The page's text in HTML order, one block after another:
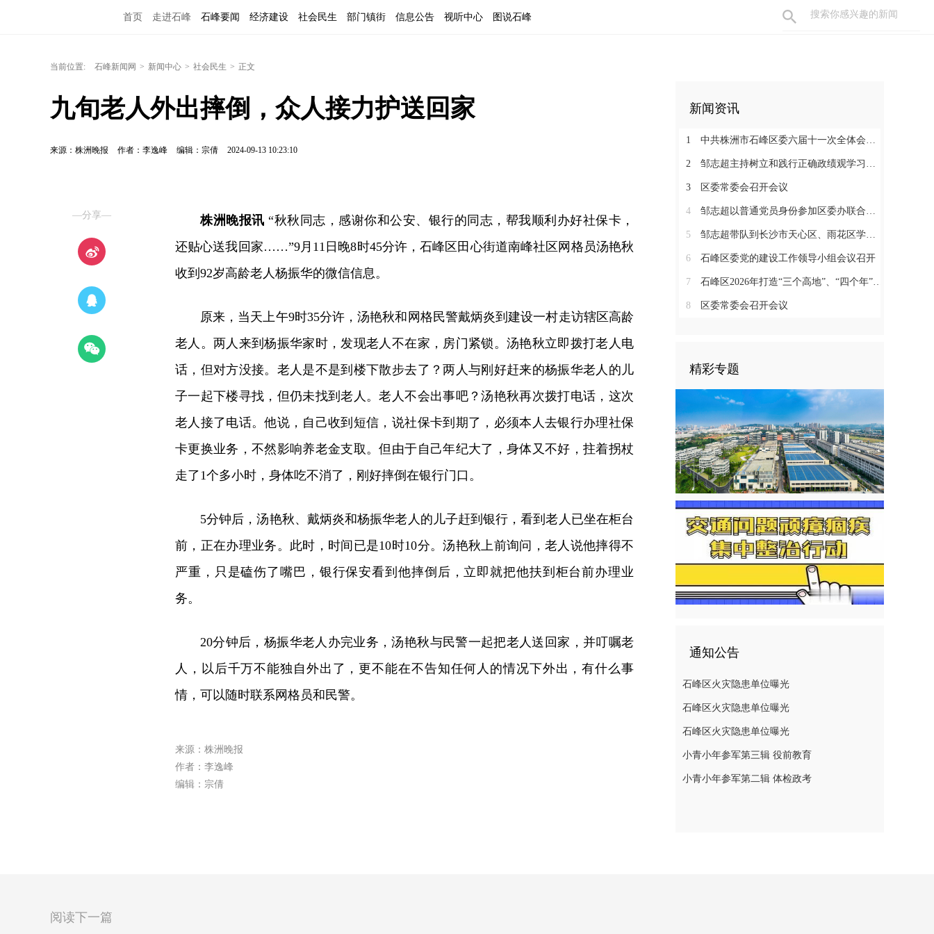
首页 走进石峰 石峰要闻 经济建设 社会民生 部门镇街 信息公告 视听中心 图说石峰
当前位置: 石峰新闻网 > 新闻中心 > 社会民生 > 正文
九旬老人外出摔倒，众人接力护送回家
来源：株洲晚报 作者：李逸峰 编辑：宗倩 2024-09-13 10:23:10
—分享— 株洲晚报讯 “秋秋同志，感谢你和公安、银行的同志，帮我顺利办好社保卡，
还贴心送我回家……”9月11日晚8时45分许，石峰区田心街道南峰社区网格员汤艳秋
收到92岁高龄老人杨振华的微信信息。
原来，当天上午9时35分许，汤艳秋和网格民警戴炳炎到建设一村走访辖区高龄
老人。两人来到杨振华家时，发现老人不在家，房门紧锁。汤艳秋立即拨打老人电
话，但对方没接。老人是不是到楼下散步去了？两人与刚好赶来的杨振华老人的儿
子一起下楼寻找，但仍未找到老人。老人不会出事吧？汤艳秋再次拨打电话，这次
老人接了电话。他说，自己收到短信，说社保卡到期了，必须本人去银行办理社保
卡更换业务，不然影响养老金支取。但由于自己年纪大了，身体又不好，拄着拐杖
走了1个多小时，身体吃不消了，刚好摔倒在银行门口。
5分钟后，汤艳秋、戴炳炎和杨振华老人的儿子赶到银行，看到老人已坐在柜台
前，正在办理业务。此时，时间已是10时10分。汤艳秋上前询问，老人说他摔得不
严重，只是磕伤了嘴巴，银行保安看到他摔倒后，立即就把他扶到柜台前办理业
务。
20分钟后，杨振华老人办完业务，汤艳秋与民警一起把老人送回家，并叮嘱老
人，以后千万不能独自外出了，更不能在不告知任何人的情况下外出，有什么事
情，可以随时联系网格员和民警。
来源：株洲晚报
作者：李逸峰
编辑：宗倩
新闻资讯
1 中共株洲市石峰区委六届十一次全体会议召开
2 邹志超主持树立和践行正确政绩观学习教育读书班暨区委理论学习中心组（扩大）2026年第3次集体学习
3 区委常委会召开会议
4 邹志超以普通党员身份参加区委办联合党支部组织生活会
5 邹志超带队到长沙市天心区、雨花区学习考察
6 石峰区委党的建设工作领导小组会议召开
7 石峰区2026年打造“三个高地”、“四个年”活动动员暨促进民营经济发展大会召开
8 区委常委会召开会议
精彩专题
通知公告
石峰区火灾隐患单位曝光
石峰区火灾隐患单位曝光
石峰区火灾隐患单位曝光
小青小年参军第三辑 役前教育
小青小年参军第二辑 体检政考
阅读下一篇